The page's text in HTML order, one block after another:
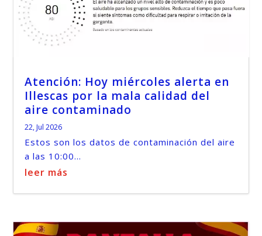
Atención: Hoy miércoles alerta en
Illescas por la mala calidad del
aire contaminado
22, Jul 2026
Estos son los datos de contaminación del aire
a las 10:00...
leer más